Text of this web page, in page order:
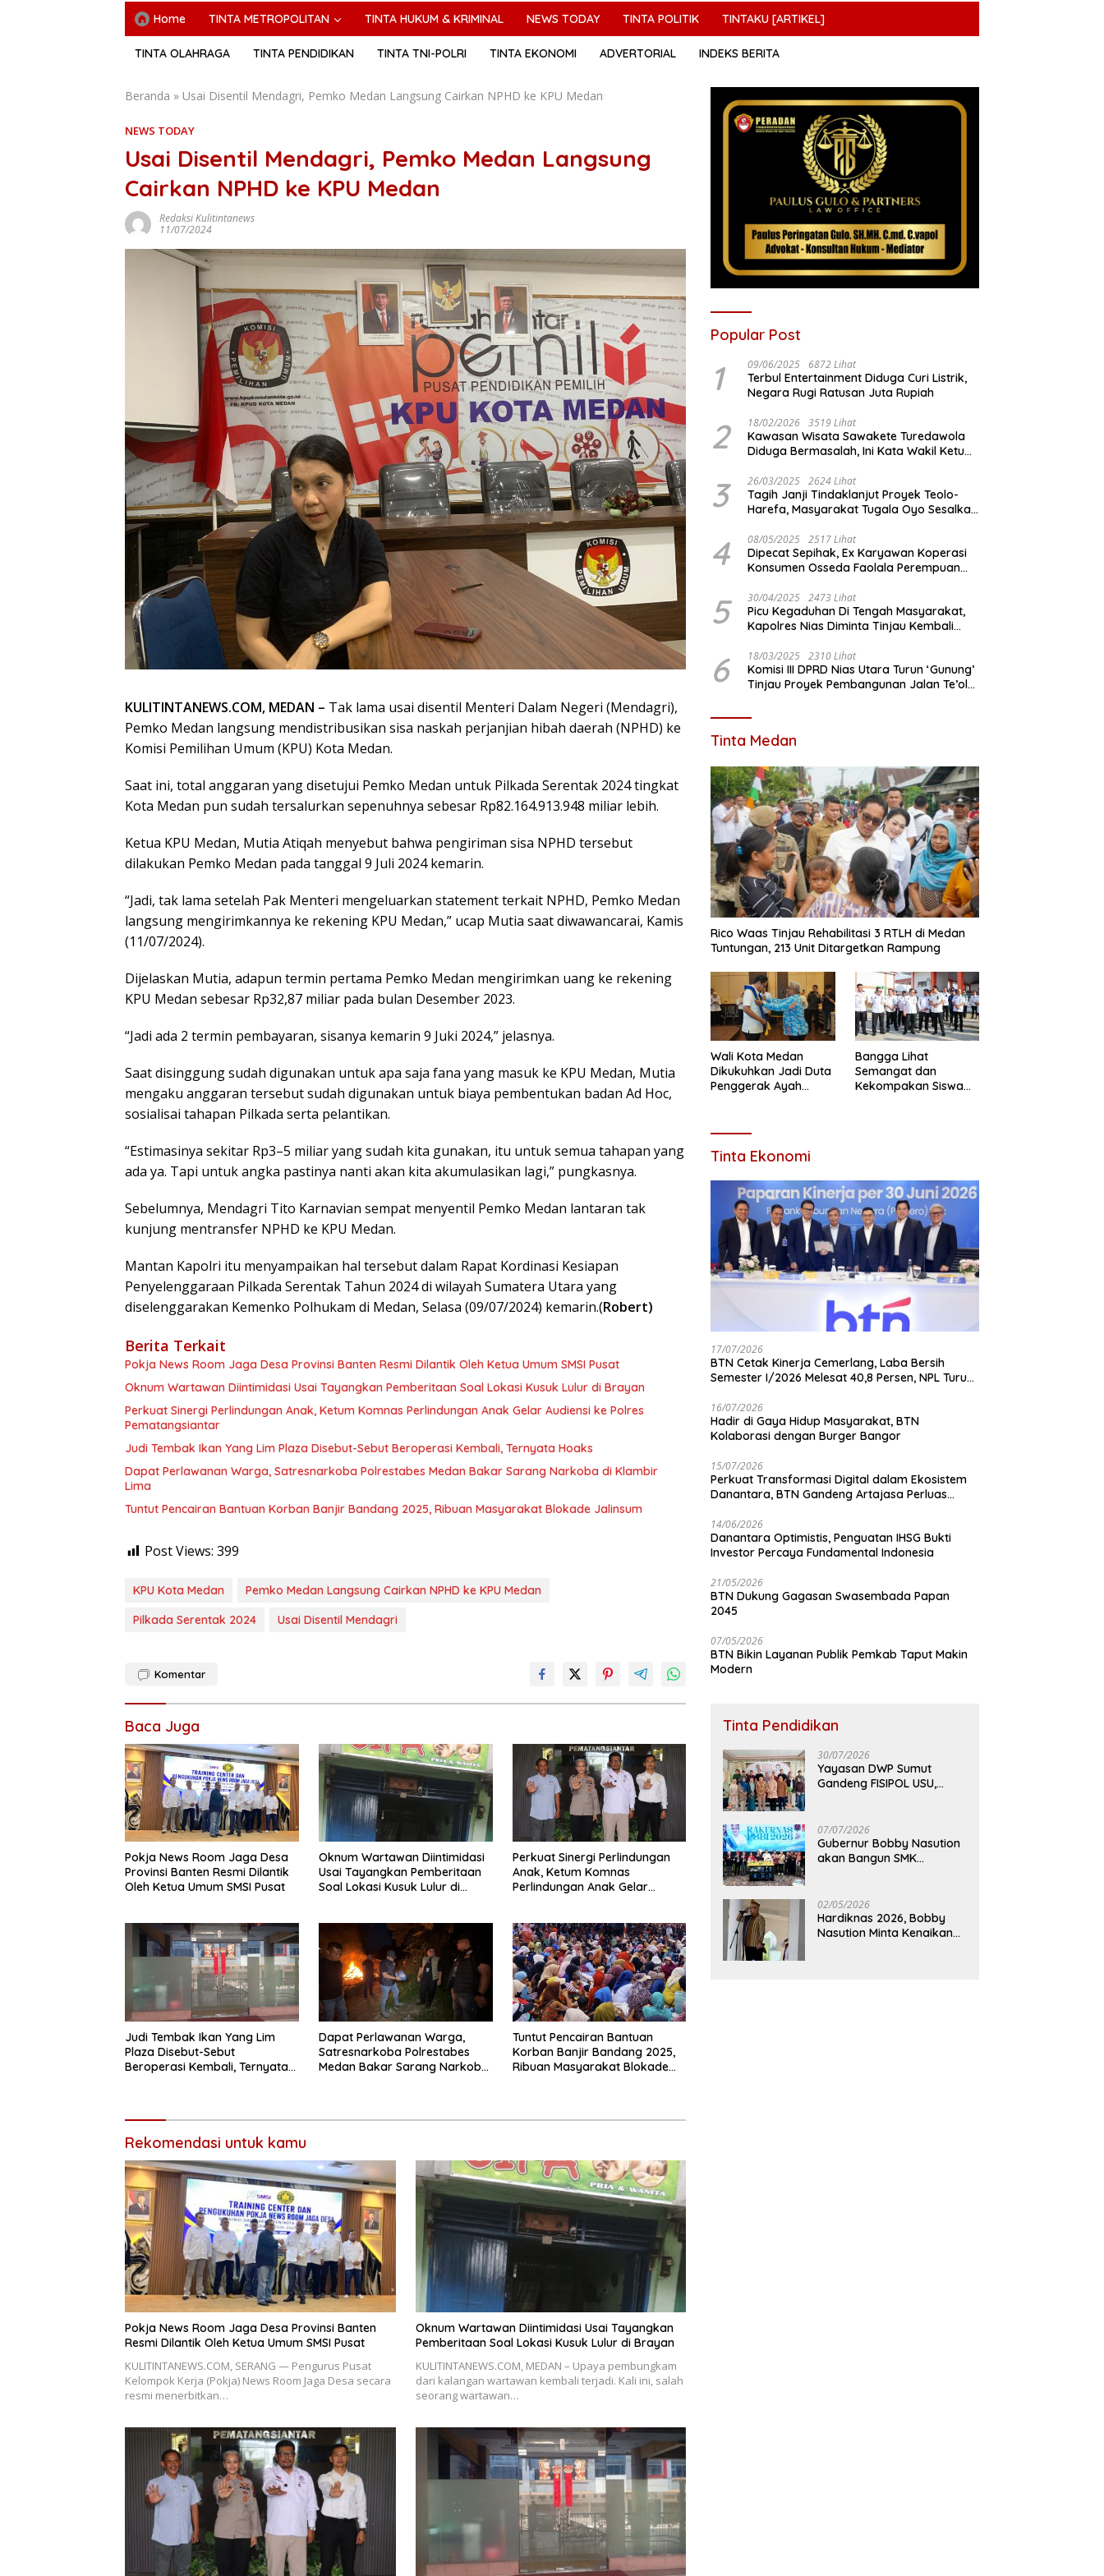
Home TINTA METROPOLITAN TINTA HUKUM & KRIMINAL NEWS TODAY TINTA POLITIK TINTAKU [ARTIKEL]
TINTA OLAHRAGA TINTA PENDIDIKAN TINTA TNI-POLRI TINTA EKONOMI ADVERTORIAL INDEKS BERITA
Beranda » Usai Disentil Mendagri, Pemko Medan Langsung Cairkan NPHD ke KPU Medan
NEWS TODAY
Usai Disentil Mendagri, Pemko Medan Langsung
Cairkan NPHD ke KPU Medan
Redaksi Kulitintanews
11/07/2024
KULITINTANEWS.COM, MEDAN – Tak lama usai disentil Menteri Dalam Negeri (Mendagri),
Pemko Medan langsung mendistribusikan sisa naskah perjanjian hibah daerah (NPHD) ke
Komisi Pemilihan Umum (KPU) Kota Medan.
Saat ini, total anggaran yang disetujui Pemko Medan untuk Pilkada Serentak 2024 tingkat
Kota Medan pun sudah tersalurkan sepenuhnya sebesar Rp82.164.913.948 miliar lebih.
Ketua KPU Medan, Mutia Atiqah menyebut bahwa pengiriman sisa NPHD tersebut
dilakukan Pemko Medan pada tanggal 9 Juli 2024 kemarin.
“Jadi, tak lama setelah Pak Menteri mengeluarkan statement terkait NPHD, Pemko Medan
langsung mengirimkannya ke rekening KPU Medan,” ucap Mutia saat diwawancarai, Kamis
(11/07/2024).
Dijelaskan Mutia, adapun termin pertama Pemko Medan mengirimkan uang ke rekening
KPU Medan sebesar Rp32,87 miliar pada bulan Desember 2023.
“Jadi ada 2 termin pembayaran, sisanya kemarin 9 Juki 2024,” jelasnya.
Saat disinggung sudah digunakan untuk apa saja fana yang masuk ke KPU Medan, Mutia
mengaku anggaran tersebut sudah digunakan untuk biaya pembentukan badan Ad Hoc,
sosialisai tahapan Pilkada serta pelantikan.
“Estimasinya sekitar Rp3–5 miliar yang sudah kita gunakan, itu untuk semua tahapan yang
ada ya. Tapi untuk angka pastinya nanti akan kita akumulasikan lagi,” pungkasnya.
Sebelumnya, Mendagri Tito Karnavian sempat menyentil Pemko Medan lantaran tak
kunjung mentransfer NPHD ke KPU Medan.
Mantan Kapolri itu menyampaikan hal tersebut dalam Rapat Kordinasi Kesiapan
Penyelenggaraan Pilkada Serentak Tahun 2024 di wilayah Sumatera Utara yang
diselenggarakan Kemenko Polhukam di Medan, Selasa (09/07/2024) kemarin.(Robert)
Berita Terkait
Pokja News Room Jaga Desa Provinsi Banten Resmi Dilantik Oleh Ketua Umum SMSI Pusat
Oknum Wartawan Diintimidasi Usai Tayangkan Pemberitaan Soal Lokasi Kusuk Lulur di Brayan
Perkuat Sinergi Perlindungan Anak, Ketum Komnas Perlindungan Anak Gelar Audiensi ke Polres
Pematangsiantar
Judi Tembak Ikan Yang Lim Plaza Disebut-Sebut Beroperasi Kembali, Ternyata Hoaks
Dapat Perlawanan Warga, Satresnarkoba Polrestabes Medan Bakar Sarang Narkoba di Klambir
Lima
Tuntut Pencairan Bantuan Korban Banjir Bandang 2025, Ribuan Masyarakat Blokade Jalinsum
Post Views: 399
KPU Kota Medan
Pemko Medan Langsung Cairkan NPHD ke KPU Medan
Pilkada Serentak 2024
Usai Disentil Mendagri
Komentar
Baca Juga
Pokja News Room Jaga Desa
Provinsi Banten Resmi Dilantik
Oleh Ketua Umum SMSI Pusat
Oknum Wartawan Diintimidasi
Usai Tayangkan Pemberitaan
Soal Lokasi Kusuk Lulur di
Perkuat Sinergi Perlindungan
Anak, Ketum Komnas
Perlindungan Anak Gelar
Judi Tembak Ikan Yang Lim
Plaza Disebut-Sebut
Beroperasi Kembali, Ternyata
Dapat Perlawanan Warga,
Satresnarkoba Polrestabes
Medan Bakar Sarang Narkoba
Tuntut Pencairan Bantuan
Korban Banjir Bandang 2025,
Ribuan Masyarakat Blokade
Rekomendasi untuk kamu
Pokja News Room Jaga Desa Provinsi Banten
Resmi Dilantik Oleh Ketua Umum SMSI Pusat
KULITINTANEWS.COM, SERANG — Pengurus Pusat
Kelompok Kerja (Pokja) News Room Jaga Desa secara
resmi menerbitkan…
Oknum Wartawan Diintimidasi Usai Tayangkan
Pemberitaan Soal Lokasi Kusuk Lulur di Brayan
KULITINTANEWS.COM, MEDAN – Upaya pembungkam
dari kalangan wartawan kembali terjadi. Kali ini, salah
seorang wartawan…
Popular Post
1 09/06/2025 6872 Lihat
Terbul Entertainment Diduga Curi Listrik,
Negara Rugi Ratusan Juta Rupiah
2 18/02/2026 3519 Lihat
Kawasan Wisata Sawakete Turedawola
Diduga Bermasalah, Ini Kata Wakil Ketua
3 26/03/2025 2624 Lihat
Tagih Janji Tindaklanjut Proyek Teolo-
Harefa, Masyarakat Tugala Oyo Sesalkan
Utara
4 08/05/2025 2517 Lihat
Dipecat Sepihak, Ex Karyawan Koperasi
Konsumen Osseda Faolala Perempuan
5 30/04/2025 2473 Lihat
Picu Kegaduhan Di Tengah Masyarakat,
Kapolres Nias Diminta Tinjau Kembali
6 18/03/2025 2310 Lihat
Komisi III DPRD Nias Utara Turun ‘Gunung’
Tinjau Proyek Pembangunan Jalan Te’olo
Tinta Medan
Rico Waas Tinjau Rehabilitasi 3 RTLH di Medan
Tuntungan, 213 Unit Ditargetkan Rampung
Wali Kota Medan
Dikukuhkan Jadi Duta
Penggerak Ayah
Dalam Keluarga
Bangga Lihat
Semangat dan
Kekompakan Siswa
Tinta Ekonomi
17/07/2026
BTN Cetak Kinerja Cemerlang, Laba Bersih
Semester I/2026 Melesat 40,8 Persen, NPL Turun
16/07/2026
Hadir di Gaya Hidup Masyarakat, BTN
Kolaborasi dengan Burger Bangor
15/07/2026
Perkuat Transformasi Digital dalam Ekosistem
Danantara, BTN Gandeng Artajasa Perluas
14/06/2026
Danantara Optimistis, Penguatan IHSG Bukti
Investor Percaya Fundamental Indonesia
21/05/2026
BTN Dukung Gagasan Swasembada Papan
2045
07/05/2026
BTN Bikin Layanan Publik Pemkab Taput Makin
Modern
Tinta Pendidikan
30/07/2026
Yayasan DWP Sumut
Gandeng FISIPOL USU,
Pendidikan
07/07/2026
Gubernur Bobby Nasution
akan Bangun SMK
School di Samosir
02/05/2026
Hardiknas 2026, Bobby
Nasution Minta Kenaikan